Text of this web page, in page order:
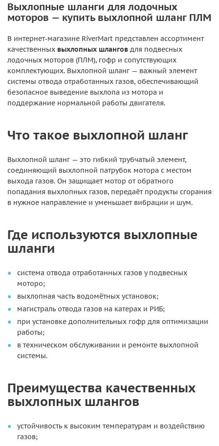
Выхлопные шланги для лодочных
моторов — купить выхлопной шланг ПЛМ
В интернет‑магазине RiverMart представлен ассортимент
качественных выхлопных шлангов для подвесных
лодочных моторов (ПЛМ), гофр и сопутствующих
комплектующих. Выхлопной шланг — важный элемент
системы отвода отработанных газов, обеспечивающий
безопасное выведение выхлопа из мотора и
поддержание нормальной работы двигателя.
Что такое выхлопной шланг
Выхлопной шланг — это гибкий трубчатый элемент,
соединяющий выхлопной патрубок мотора с местом
выхода газов. Он защищает мотор от обратного
попадания выхлопных газов, передаёт продукты сгорания
в нужное направление и уменьшает вибрации и шум.
Где используются выхлопные
шланги
система отвода отработанных газов у подвесных
моторо;
выхлопная часть водомётных установок;
магистраль отвода газов на катерах и РИБ;
при установке дополнительных гофр для оптимизации
работы;
в техническом обслуживании и ремонте выхлопной
системы.
Преимущества качественных
выхлопных шлангов
устойчивость к высоким температурам и воздействию
газов;